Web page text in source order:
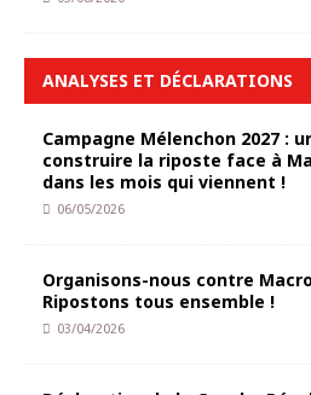
ANALYSES ET DÉCLARATIONS
Campagne Mélenchon 2027 :
construire la riposte face à
dans les mois qui viennent !
06/05/2026
Organisons-nous contre
Ripostons tous ensemble !
03/04/2026